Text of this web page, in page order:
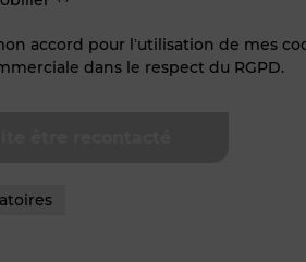
accord pour l’utilisation de mes
dans le respect du RGPD.